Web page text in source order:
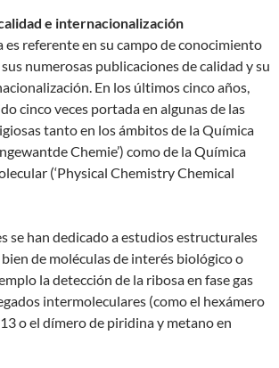
e internacionalización
es referente en su campo de conocimiento
numerosas publicaciones de calidad y su
En los últimos cinco años,
cinco veces portada en algunas de las
tanto en los ámbitos de la Química
Chemie’) como de la Química
(‘Physical Chemistry Chemical
se han dedicado a estudios estructurales
de moléculas de interés biológico o
la detección de la ribosa en fase gas
intermoleculares (como el hexámero
o el dímero de piridina y metano en